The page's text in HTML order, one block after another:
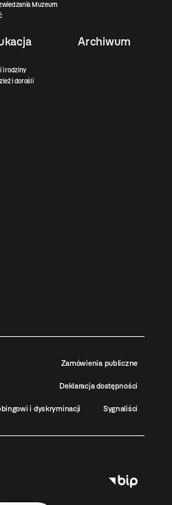
Muzeum
i rodziny
i dorośli
Archiwum
Zamówienia publiczne
Deklaracja dostępności
i dyskryminacji Sygnaliści